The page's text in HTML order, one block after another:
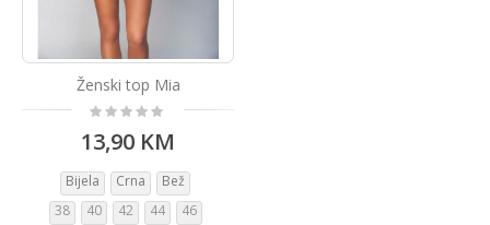
Ženski top Mia
Rating:
0%
13,90 KM
Bijela Crna
Bež
38
40 42 44 46